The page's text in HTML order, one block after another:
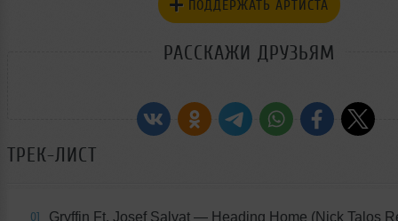
ПОДДЕРЖАТЬ АРТИСТА
РАССКАЖИ ДРУЗЬЯМ
ТРЕК-ЛИСТ
01 Gryffin Ft. Josef Salvat — Heading Home (Nick Talos